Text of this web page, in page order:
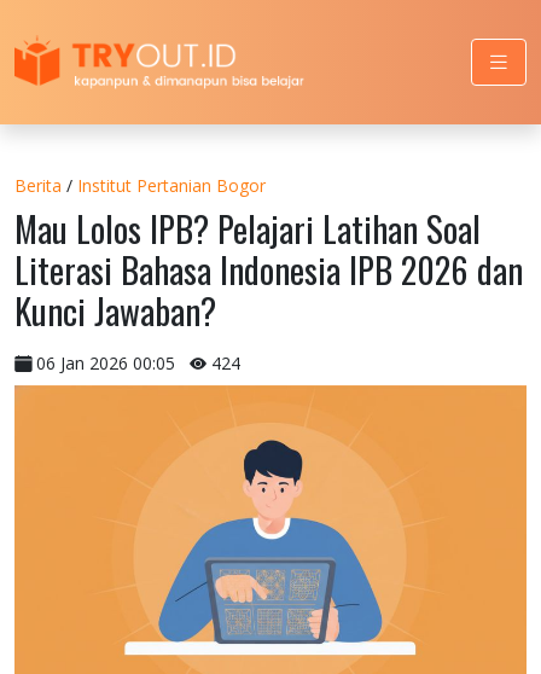
Berita / Institut Pertanian Bogor
Mau Lolos IPB? Pelajari Latihan Soal
Literasi Bahasa Indonesia IPB 2026 dan
Kunci Jawaban?
06 Jan 2026 00:05 424